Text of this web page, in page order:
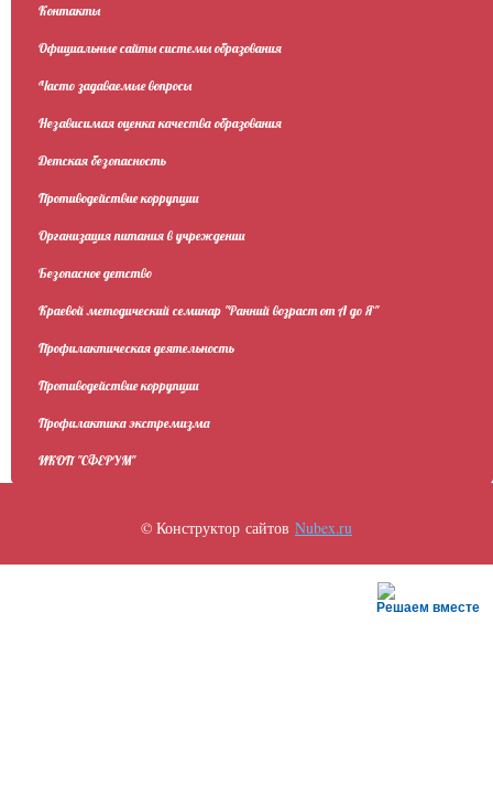
Контакты
Официальные сайты системы образования
Часто задаваемые вопросы
Независимая оценка качества образования
Детская безопасность
Противодействие коррупции
Организация питания в учреждении
Безопасное детство
Краевой методический семинар "Ранний возраст от А до Я"
Профилактическая деятельность
Противодействие коррупции
Профилактика экстремизма
ИКОП "СФЕРУМ"
© Конструктор сайтов Nubex.ru
Решаем вместе